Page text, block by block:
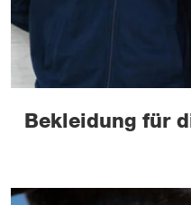
Bekleidung für